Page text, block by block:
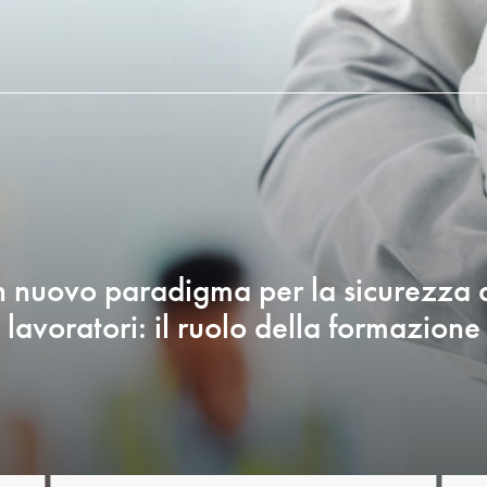
nuovo paradigma per la sicurezza
lavoratori: il ruolo della formazione